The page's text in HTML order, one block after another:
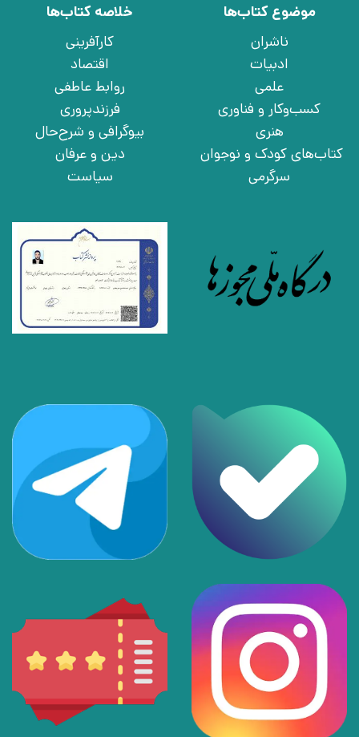
موضوع کتاب‌ها
ناشران
ادبیات
علمی
کسب‌وکار و فناوری
هنری
کتاب‌های کودک و نوجوان
سرگرمی
خلاصه کتاب‌ها
کارآفرینی
اقتصاد
روابط عاطفی
فرزندپروری
بیوگرافی و شرح‌حال
دین و عرفان
سیاست